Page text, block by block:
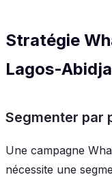
Stratégie
Lagos-
Segmenter par
Une campagne
nécessite une